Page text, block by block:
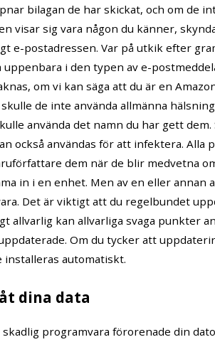
bilagan de har skickat, och om de
visar sig vara någon du känner,
e-postadressen. Var på utkik efter
uppenbara i den typen av e-
om vi kan säga att du är en
de inte använda allmänna
använda det namn du har gett
också användas för att infektera. Alla
dem när de blir medvetna
in i en enhet. Men av en eller annan
Det är viktigt att du regelbundet
allvarlig kan allvarliga svaga punkter
Om du tycker att
installeras automatiskt.
dina data
programvara förorenade din